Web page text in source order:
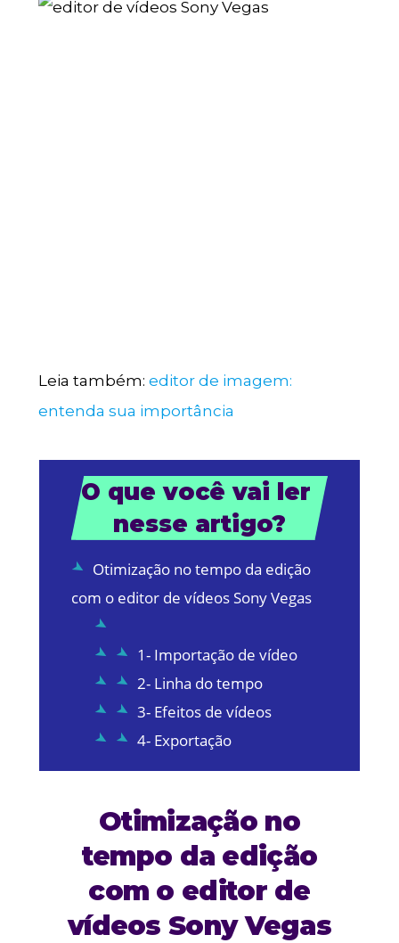
Leia também: editor de imagem:
entenda sua importância
O que você vai ler
nesse artigo?
Otimização no tempo da edição
com o editor de vídeos Sony Vegas
1- Importação de vídeo
2- Linha do tempo
3- Efeitos de vídeos
4- Exportação
Otimização no
tempo da edição
com o editor de
vídeos Sony Vegas